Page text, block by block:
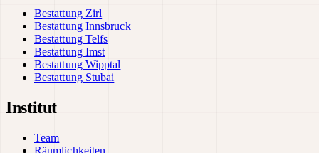
Bestattung Zirl
Bestattung Innsbruck
Bestattung Telfs
Bestattung Imst
Bestattung Wipptal
Bestattung Stubai
Institut
Team
Räumlichkeiten